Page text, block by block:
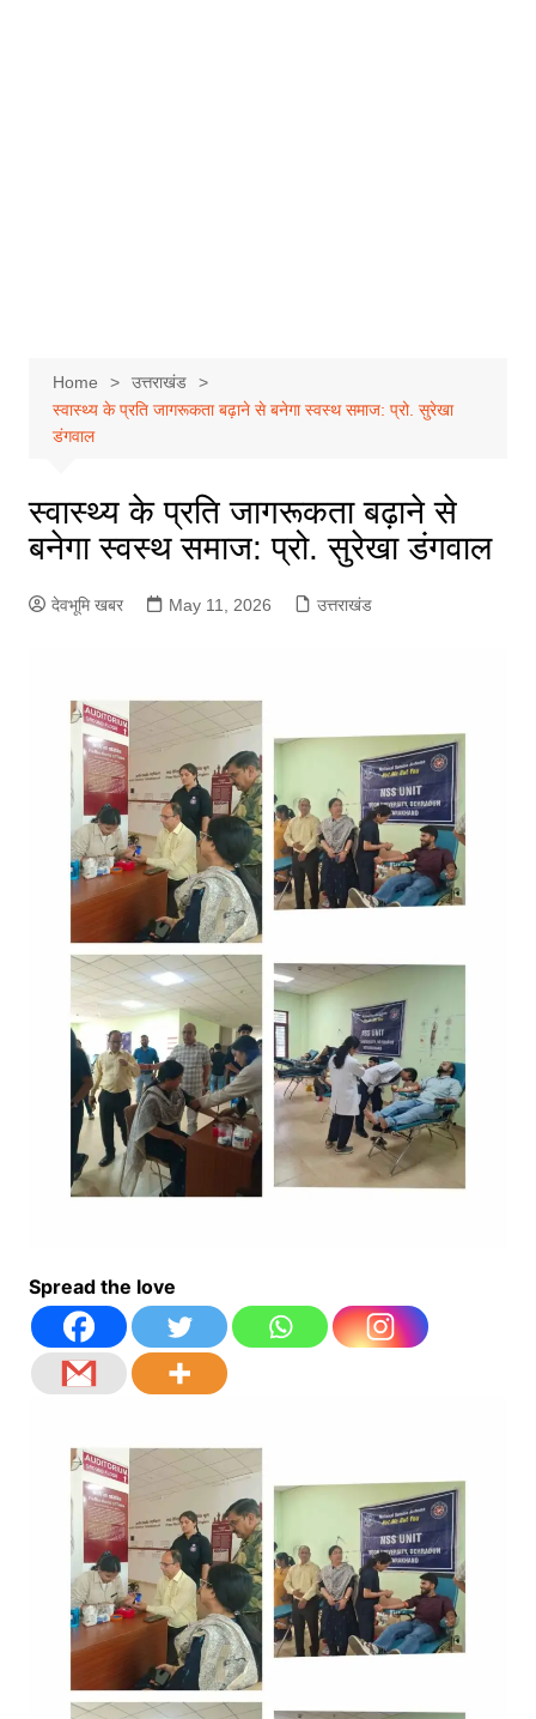
Home
उत्तराखंड
स्वास्थ्य के प्रति जागरूकता बढ़ाने से बनेगा स्वस्थ समाज: प्रो. सुरेखा
डंगवाल
स्वास्थ्य के प्रति जागरूकता बढ़ाने से
बनेगा स्वस्थ समाज: प्रो. सुरेखा डंगवाल
देवभूमि खबर May 11, 2026 उत्तराखंड
Spread the love